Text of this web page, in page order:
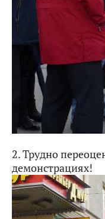
2. Трудно
демонстрациях!